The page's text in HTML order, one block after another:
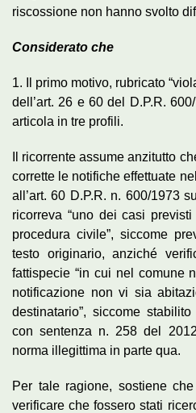
riscossione non hanno svolto
Considerato che
1. Il primo motivo, rubricato
dell’art. 26 e 60 del D.P.R.
articola in tre profili.
Il ricorrente assume anzitutto
corrette le notifiche effettuate
all’art. 60 D.P.R. n. 600/1973
ricorreva “uno dei casi
procedura civile”, siccome
testo originario, anziché
fattispecie “in cui nel comune
notificazione non vi sia
destinatario”, siccome
con sentenza n. 258 del
norma illegittima in parte qua.
Per tale ragione, sostiene
verificare che fossero stati